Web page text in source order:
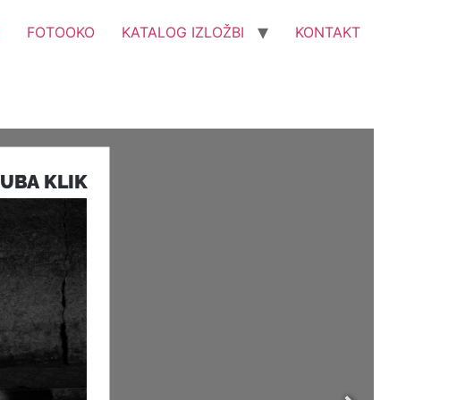
FOTOOKO KATALOG IZLOŽBI KONTAKT